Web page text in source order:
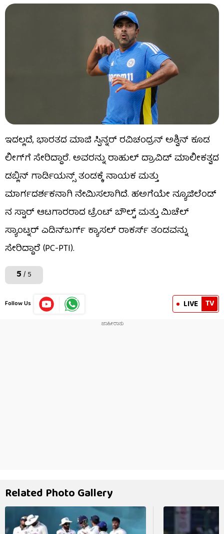
ಇದಲ್ಲದೆ, ಭಾರತದ ಮಾಜಿ ಸ್ಪಿನ್ನರ್ ರವಿಚಂದ್ರನ್ ಅಶ್ವಿನ್ ಕೂಡ
ಲೀಗ್‌ಗೆ ಸೇರಿದ್ದಾರೆ. ಅವರನ್ನು ರಾಹುಲ್ ದ್ರಾವಿಡ್ ಮಾಲೀಕತ್ವದ
ಡಬ್ಲಿನ್ ಗಾರ್ಡಿಯನ್ಸ್ ತಂಡಕ್ಕೆ ನಾಯಕ ಮತ್ತು
ಮಾರ್ಗದರ್ಶಕನಾಗಿ ನೇಮಿಸಲಾಗಿದೆ. ಹಅಗೆಯೇ ನ್ಯೂಜಿಲೆಂಡ್​
ನ ಸ್ಟಾರ್ ಆಟಗಾರರಾದ ಟ್ರೆಂಟ್ ಬೌಲ್ಟ್ ಮತ್ತು ಮಿಚೆಲ್
ಸ್ಯಾಂಟ್ನರ್ ಎಡಿನ್‌ಬರ್ಗ್ ಕ್ಯಾಸಲ್ ರಾಕರ್ಸ್‌ ತಂಡವನ್ನು
ಸೇರಿದ್ದಾರೆ (PC-PTI).
5 / 5
Follow Us LIVE TV
Related Photo Gallery